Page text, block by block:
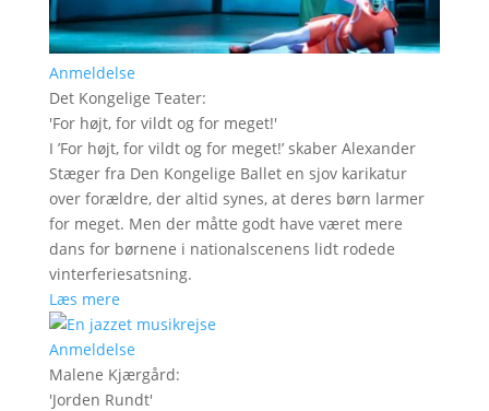
Anmeldelse
Det Kongelige Teater:
'For højt, for vildt og for meget!'
I ’For højt, for vildt og for meget!’ skaber Alexander
Stæger fra Den Kongelige Ballet en sjov karikatur
over forældre, der altid synes, at deres børn larmer
for meget. Men der måtte godt have været mere
dans for børnene i nationalscenens lidt rodede
vinterferiesatsning.
Læs mere
Anmeldelse
Malene Kjærgård:
'Jorden Rundt'